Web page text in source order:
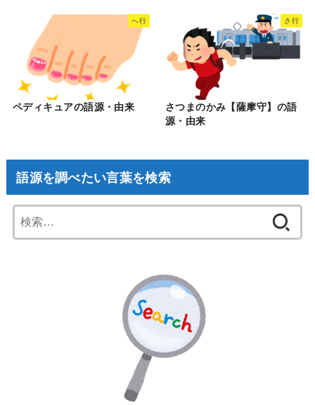
へ行
ペディキュアの語源・由来
さ行
さつまのかみ【薩摩守】の語
源・由来
語源を調べたい言葉を検索
索: